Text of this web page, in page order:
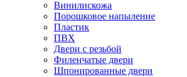
Винилискожа
Порошковое напыление
Пластик
ПВХ
Двери с резьбой
Филенчатые двери
Шпонированные двери